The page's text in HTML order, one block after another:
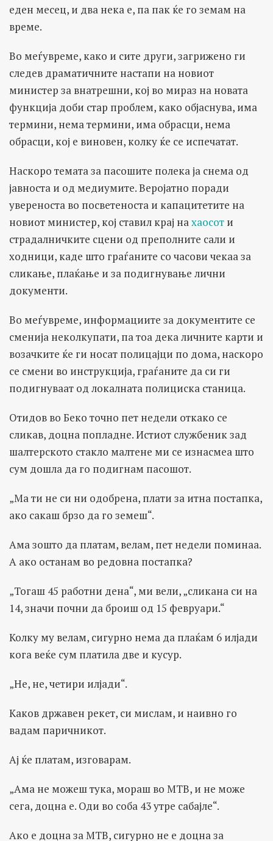
еден месец, и два нека е, па пак ќе го земам на
време.
Во меѓувреме, како и сите други, загрижено ги
следев драматичните настапи на новиот
министер за внатрешни, кој во мираз на новата
функција доби стар проблем, како објаснува, има
термини, нема термини, има обрасци, нема
обрасци, кој е виновен, колку ќе се испечатат.
Наскоро темата за пасошите полека ја снема од
јавноста и од медиумите. Веројатно поради
увереноста во посветеноста и капацитетите на
новиот министер, кој ставил крај нахаосот и
страдалничките сцени од преполните сали и
ходници, каде што граѓаните со часови чекаа за
сликање, плаќање и за подигнување лични
документи.
Во меѓувреме, информациите за документите се
сменија неколкупати, па тоа дека личните карти и
возачките ќе ги носат полицајци по дома, наскоро
се смени во инструкција, граѓаните да си ги
подигнуваат од локалната полициска станица.
Отидов во Беко точно пет недели откако се
сликав, доцна попладне. Истиот службеник зад
шалтерското стакло малтене ми се изнасмеа што
сум дошла да го подигнам пасошот.
„Ма ти не си ни одобрена, плати за итна постапка,
ако сакаш брзо да го земеш“.
Ама зошто да платам, велам, пет недели поминаа.
А ако останам во редовна постапка?
„Тогаш 45 работни дена“, ми вели, „сликана си на
14, значи почни да броиш од 15 февруари.“
Колку му велам, сигурно нема да плаќам 6 илјади
кога веќе сум платила две и кусур.
„Не, не, четири илјади“.
Каков државен рекет, си мислам, и наивно го
вадам паричникот.
Ај ќе платам, изговарам.
„Ама не можеш тука, мораш во МТВ, и не може
сега, доцна е. Оди во соба 43 утре сабајле“.
Ако е доцна за МТВ, сигурно не е доцна за